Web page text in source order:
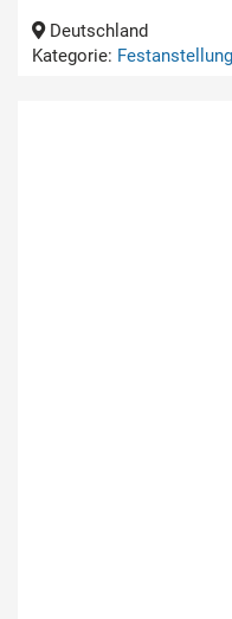
Deutschland
Kategorie: Festanstellung